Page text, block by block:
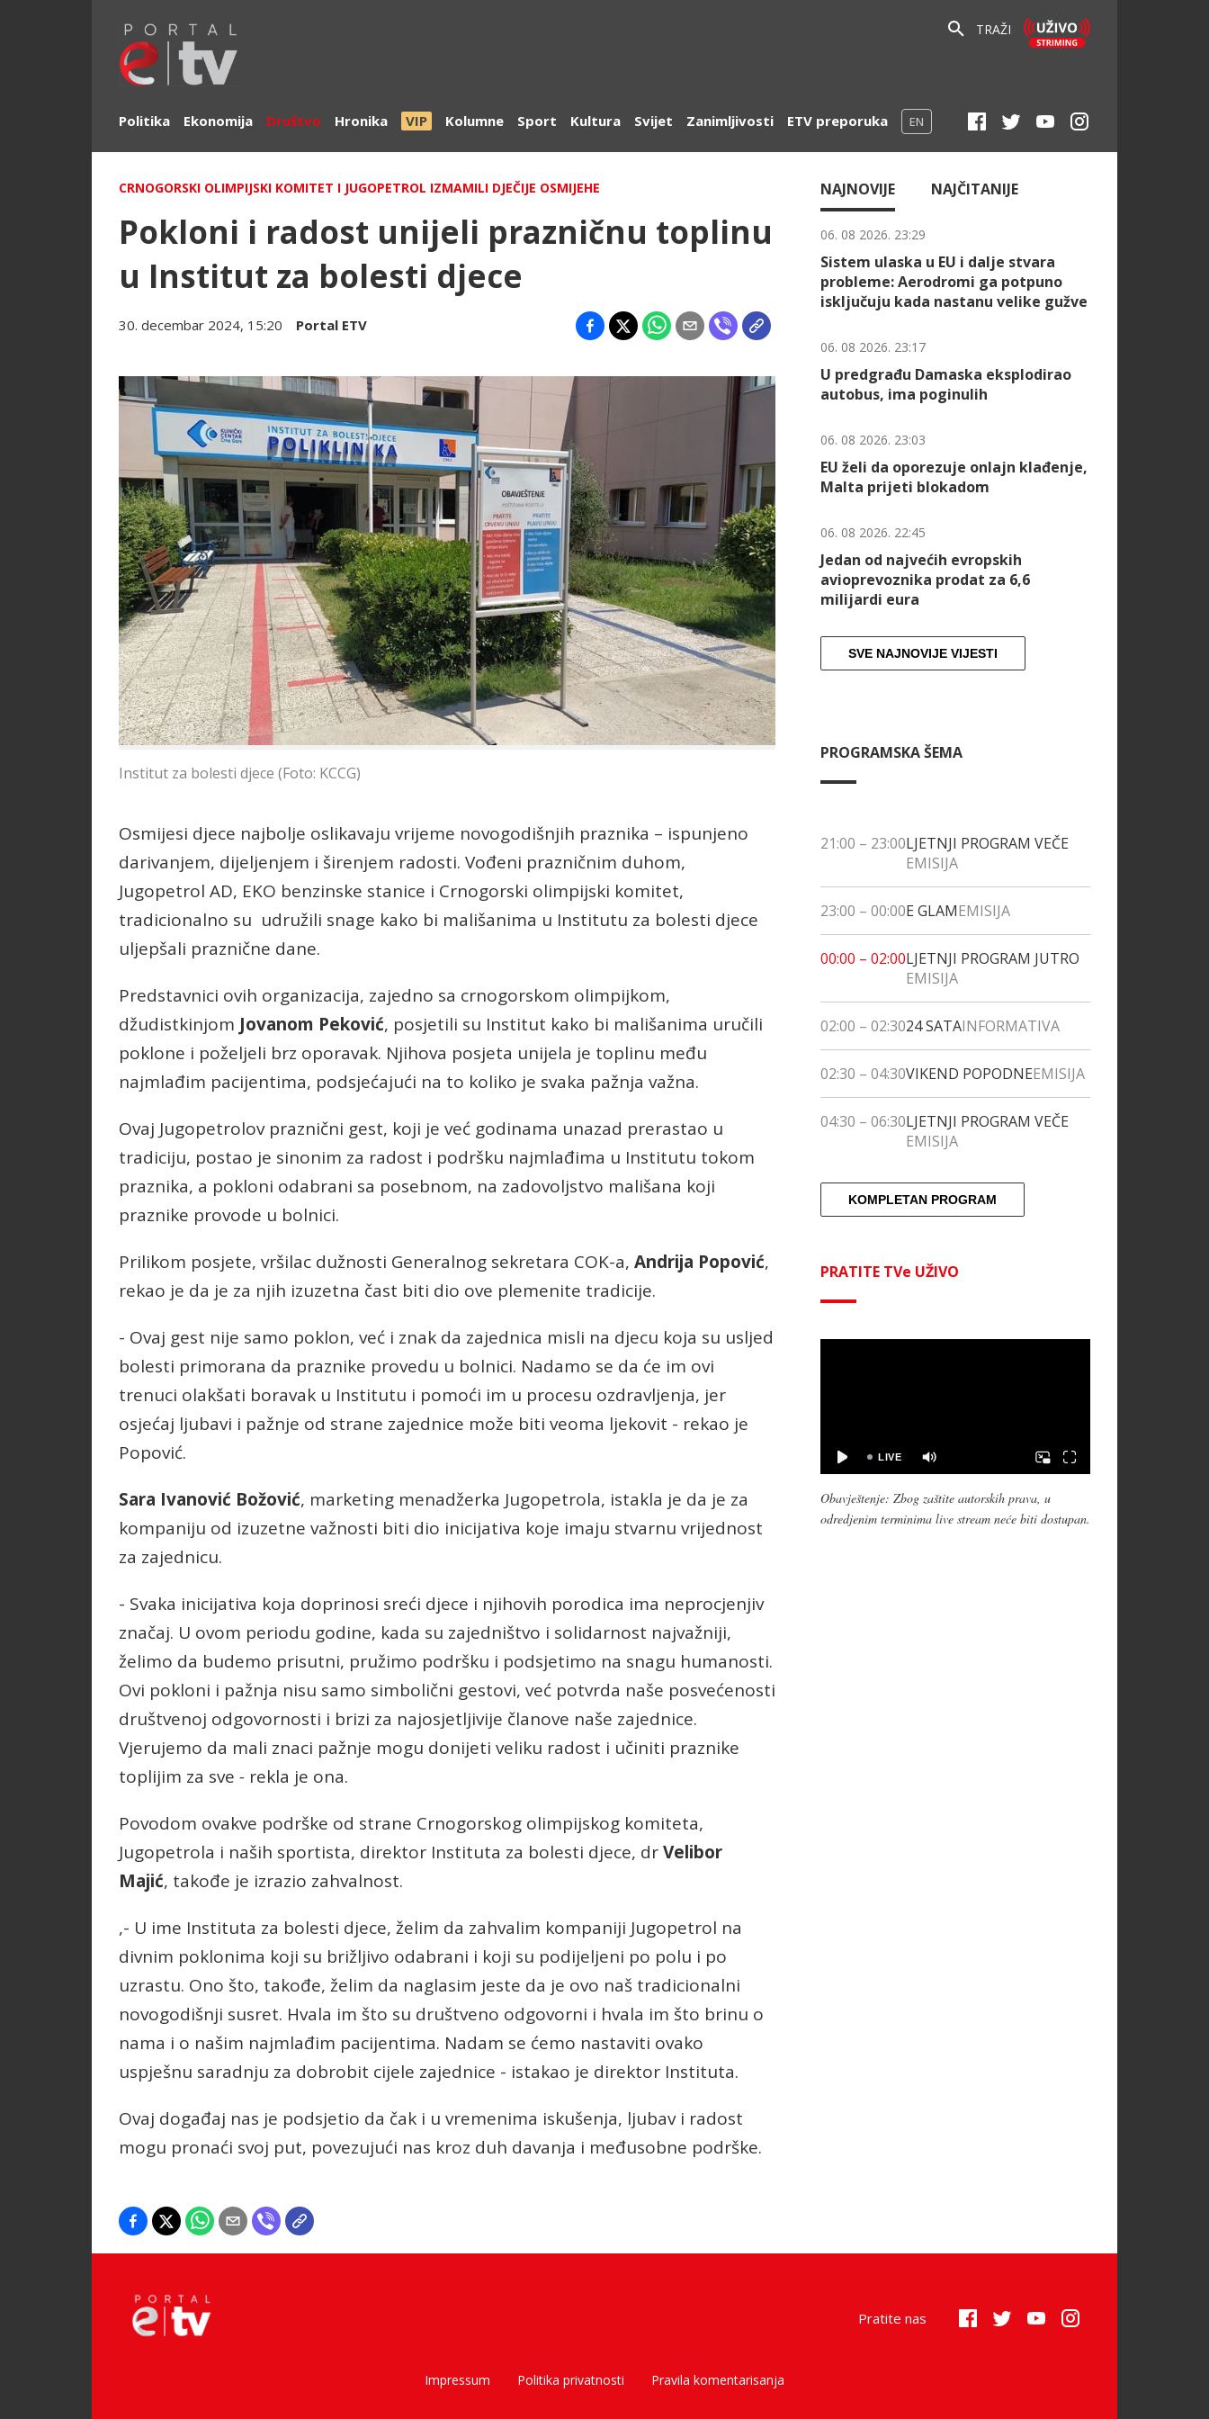
TRAŽI
Politika Ekonomija Društvo Hronika VIP Kolumne Sport Kultura Svijet Zanimljivosti ETV preporuka EN
CRNOGORSKI OLIMPIJSKI KOMITET I JUGOPETROL IZMAMILI DJEČIJE OSMIJEHE
Pokloni i radost unijeli prazničnu toplinu
u Institut za bolesti djece
30. decembar 2024, 15:20 Portal ETV
Institut za bolesti djece (Foto: KCCG)
Osmijesi djece najbolje oslikavaju vrijeme novogodišnjih praznika – ispunjeno
darivanjem, dijeljenjem i širenjem radosti. Vođeni prazničnim duhom,
Jugopetrol AD, EKO benzinske stanice i Crnogorski olimpijski komitet,
tradicionalno su udružili snage kako bi mališanima u Institutu za bolesti djece
uljepšali praznične dane.
Predstavnici ovih organizacija, zajedno sa crnogorskom olimpijkom,
džudistkinjom Jovanom Peković, posjetili su Institut kako bi mališanima uručili
poklone i poželjeli brz oporavak. Njihova posjeta unijela je toplinu među
najmlađim pacijentima, podsjećajući na to koliko je svaka pažnja važna.
Ovaj Jugopetrolov praznični gest, koji je već godinama unazad prerastao u
tradiciju, postao je sinonim za radost i podršku najmlađima u Institutu tokom
praznika, a pokloni odabrani sa posebnom, na zadovoljstvo mališana koji
praznike provode u bolnici.
Prilikom posjete, vršilac dužnosti Generalnog sekretara COK-a, Andrija Popović,
rekao je da je za njih izuzetna čast biti dio ove plemenite tradicije.
- Ovaj gest nije samo poklon, već i znak da zajednica misli na djecu koja su usljed
bolesti primorana da praznike provedu u bolnici. Nadamo se da će im ovi
trenuci olakšati boravak u Institutu i pomoći im u procesu ozdravljenja, jer
osjećaj ljubavi i pažnje od strane zajednice može biti veoma ljekovit - rekao je
Popović.
Sara Ivanović Božović, marketing menadžerka Jugopetrola, istakla je da je za
kompaniju od izuzetne važnosti biti dio inicijativa koje imaju stvarnu vrijednost
za zajednicu.
- Svaka inicijativa koja doprinosi sreći djece i njihovih porodica ima neprocjenjiv
značaj. U ovom periodu godine, kada su zajedništvo i solidarnost najvažniji,
želimo da budemo prisutni, pružimo podršku i podsjetimo na snagu humanosti.
Ovi pokloni i pažnja nisu samo simbolični gestovi, već potvrda naše posvećenosti
društvenoj odgovornosti i brizi za najosjetljivije članove naše zajednice.
Vjerujemo da mali znaci pažnje mogu donijeti veliku radost i učiniti praznike
toplijim za sve - rekla je ona.
Povodom ovakve podrške od strane Crnogorskog olimpijskog komiteta,
Jugopetrola i naših sportista, direktor Instituta za bolesti djece, drVelibor
Majić, takođe je izrazio zahvalnost.
,- U ime Instituta za bolesti djece, želim da zahvalim kompaniji Jugopetrol na
divnim poklonima koji su brižljivo odabrani i koji su podijeljeni po polu i po
uzrastu. Ono što, takođe, želim da naglasim jeste da je ovo naš tradicionalni
novogodišnji susret. Hvala im što su društveno odgovorni i hvala im što brinu o
nama i o našim najmlađim pacijentima. Nadam se ćemo nastaviti ovako
uspješnu saradnju za dobrobit cijele zajednice - istakao je direktor Instituta.
Ovaj događaj nas je podsjetio da čak i u vremenima iskušenja, ljubav i radost
mogu pronaći svoj put, povezujući nas kroz duh davanja i međusobne podrške.
NAJNOVIJE NAJČITANIJE
06. 08 2026. 23:29
Sistem ulaska u EU i dalje stvara
probleme: Aerodromi ga potpuno
isključuju kada nastanu velike gužve
06. 08 2026. 23:17
U predgrađu Damaska eksplodirao
autobus, ima poginulih
06. 08 2026. 23:03
EU želi da oporezuje onlajn klađenje,
Malta prijeti blokadom
06. 08 2026. 22:45
Jedan od najvećih evropskih
avioprevoznika prodat za 6,6
milijardi eura
SVE NAJNOVIJE VIJESTI
PROGRAMSKA ŠEMA
21:00 – 23:00LJETNJI PROGRAM VEČE
EMISIJA
23:00 – 00:00E GLAMEMISIJA
00:00 – 02:00LJETNJI PROGRAM JUTRO
EMISIJA
02:00 – 02:3024 SATAINFORMATIVA
02:30 – 04:30VIKEND POPODNEEMISIJA
04:30 – 06:30LJETNJI PROGRAM VEČE
EMISIJA
KOMPLETAN PROGRAM
PRATITE TVe UŽIVO
Obavještenje: Zbog zaštite autorskih prava, u
odredjenim terminima live stream neće biti dostupan.
Pratite nas
Impressum Politika privatnosti Pravila komentarisanja